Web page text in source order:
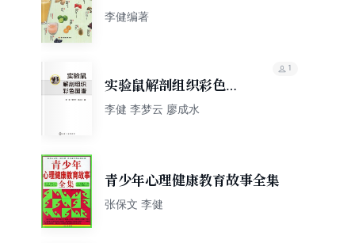
册
李健编著
实验鼠解剖组织彩色图
谱
李健 李梦云 廖成水
1
青少年心理健康教育故事全集
张保文 李健